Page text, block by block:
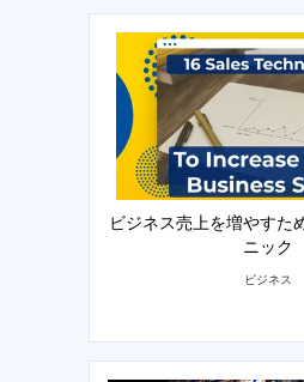
ビジネス売上を増やすた
ニック
ビジネス